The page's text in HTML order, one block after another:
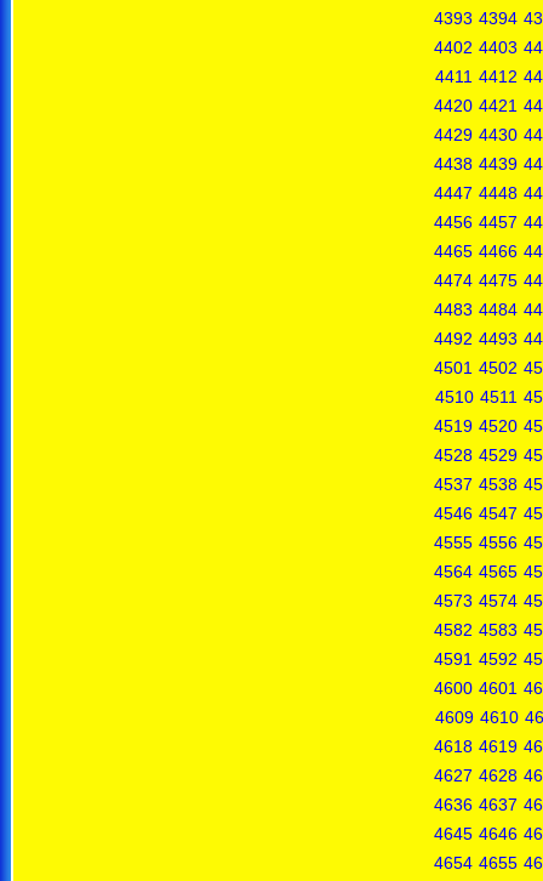
4393 4394
4402 4403
4411 4412
4420 4421
4429 4430
4438 4439
4447 4448
4456 4457
4465 4466
4474 4475
4483 4484
4492 4493
4501 4502
4510 4511
4519 4520
4528 4529
4537 4538
4546 4547
4555 4556
4564 4565
4573 4574
4582 4583
4591 4592
4600 4601
4609 4610
4618 4619
4627 4628
4636 4637
4645 4646
4654 4655